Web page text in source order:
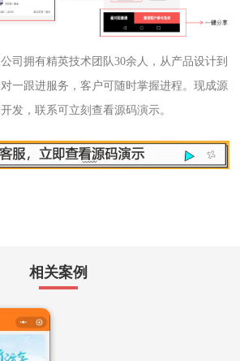
司拥有精英技术团队30余人，从产品设计到
一跟进服务，客户可随时掌握进程。现成源
发，联系可立刻查看源码演示。
相关案例